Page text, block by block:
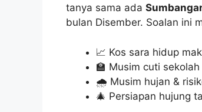
tanya sama ada
bulan Disember. Soalan ini
📈 Kos sara hidup
🏫 Musim cuti
🌧️ Musim hujan &
🎄 Persiapan hujung